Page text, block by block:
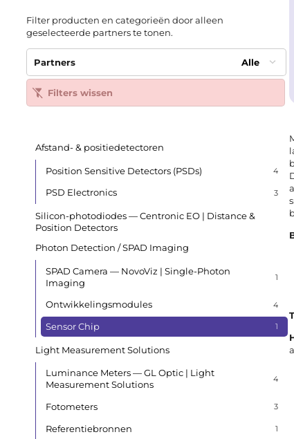
Filter producten en categorieën door alleen
geselecteerde partners te tonen.
Partners Alle
Filters wissen
Afstand- & positiedetectoren
Position Sensitive Detectors (PSDs) 4
PSD Electronics 3
Silicon-photodiodes — Centronic EO | Distance &
Position Detectors
Photon Detection / SPAD Imaging
SPAD Camera — NovoViz | Single-Photon
Imaging
1
Ontwikkelingsmodules 4
Sensor Chip 1
Light Measurement Solutions
Luminance Meters — GL Optic | Light
Measurement Solutions
4
Fotometers 3
Referentiebronnen 1